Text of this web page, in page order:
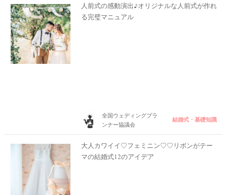
人前式の感動演出♪オリジナルな人前式が作れ
る完璧マニュアル
全国ウェディングプラ
ンナー協議会
結婚式・基礎知識
大人カワイイ♡フェミニン♡♡リボンがテー
マの結婚式12のアイデア